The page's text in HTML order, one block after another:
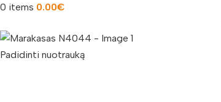
0 items 0.00€
Padidinti nuotrauką